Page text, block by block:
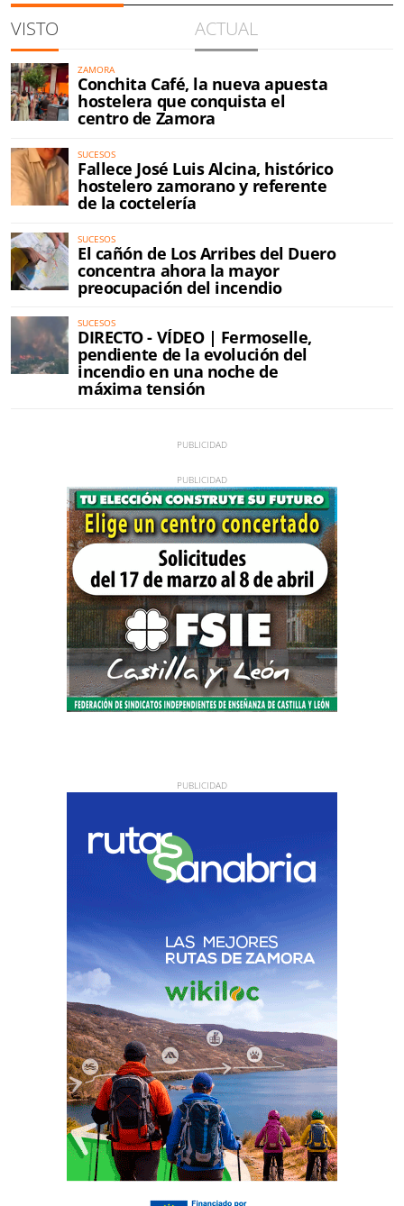
VISTO ACTUAL
ZAMORA
Conchita Café, la nueva apuesta
hostelera que conquista el
centro de Zamora
SUCESOS
Fallece José Luis Alcina, histórico
hostelero zamorano y referente
de la coctelería
SUCESOS
El cañón de Los Arribes del Duero
concentra ahora la mayor
preocupación del incendio
SUCESOS
DIRECTO - VÍDEO | Fermoselle,
pendiente de la evolución del
incendio en una noche de
máxima tensión